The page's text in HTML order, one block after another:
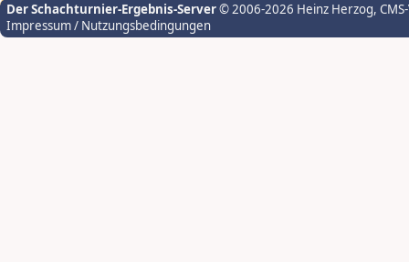
Der Schachturnier-Ergebnis-Server© 2006-2026 Heinz Herzog,
Impressum / Nutzungsbedingungen